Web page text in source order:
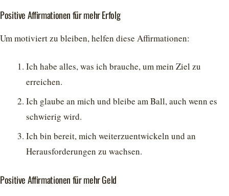
Positive Affirmationen für mehr Erfolg
Um motiviert zu bleiben, helfen diese Affirmationen:
Ich habe alles, was ich brauche, um mein Ziel zu
erreichen.
Ich glaube an mich und bleibe am Ball, auch wenn es
schwierig wird.
Ich bin bereit, mich weiterzuentwickeln und an
Herausforderungen zu wachsen.
Positive Affirmationen für mehr Geld